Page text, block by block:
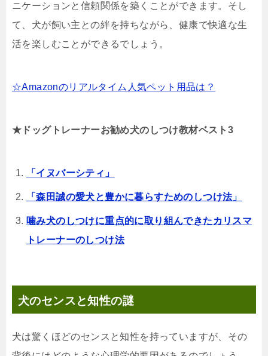
ニケーションと信頼関係を築くことができます。そし
て、犬が飼い主との絆を持ちながら、健康で快適な生
活を楽しむことができるでしょう。
☆Amazonのリアルタイム人気ペット用品は？
★ドッグトレーナーお勧め犬のしつけ教材ベスト3
「イヌバーシティ」
「森田誠の愛犬と豊かに暮らすためのしつけ法」
噛み犬のしつけに重点的に取り組んできたカリスマ
トレーナーのしつけ法
犬のセンスと知性の謎
犬は驚くほどのセンスと知性を持っていますが、その